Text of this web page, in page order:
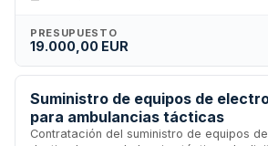
entrega del equipo en el almacén general
mantenimiento durante la garantía. La
completarse en un plazo máximo de tres
formalización del contrato.
PRESUPUESTO
19.000,00 EUR
Suministro de equipos de
para ambulancias tácticas
Contratación del suministro de equipos